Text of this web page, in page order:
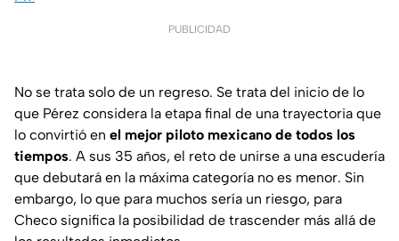
PUBLICIDAD
No se trata solo de un regreso. Se trata del inicio de lo
que Pérez considera la etapa final de una trayectoria que
lo convirtió en el mejor piloto mexicano de todos los
tiempos. A sus 35 años, el reto de unirse a una escudería
que debutará en la máxima categoría no es menor. Sin
embargo, lo que para muchos sería un riesgo, para
Checo significa la posibilidad de trascender más allá de